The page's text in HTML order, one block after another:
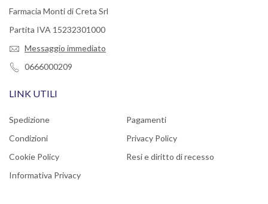
Farmacia Monti di Creta Srl
Partita IVA 15232301000
Messaggio immediato
0666000209
LINK UTILI
Spedizione
Pagamenti
Condizioni
Privacy Policy
Cookie Policy
Resi e diritto di recesso
Informativa Privacy